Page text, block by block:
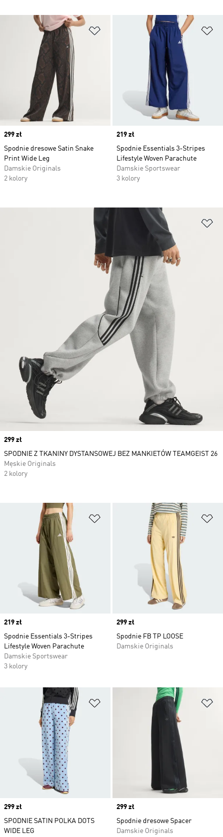
Dodaj do listy życzeń
Price
299 zł
Spodnie dresowe Satin Snake
Print Wide Leg
Damskie Originals
2 kolory
Price
219 zł
Spodnie Essentials 3-Stripes
Lifestyle Woven Parachute
Damskie Sportswear
3 kolory
Dodaj do listy życzeń
Price
219 zł
Spodnie Essentials 3-Stripes
Lifestyle Woven Parachute
Damskie Sportswear
3 kolory
Price
299 zł
Spodnie FB TP LOOSE
Damskie Originals
Dodaj do listy życzeń
Price
299 zł
SPODNIE SATIN POLKA DOTS
WIDE LEG
Price
299 zł
Spodnie dresowe Spacer
Damskie Originals
Price
299 zł
SPODNIE Z TKANINY DYSTANSOWEJ BEZ MANKIETÓW TEAMGEIST 26
Męskie Originals
2 kolory